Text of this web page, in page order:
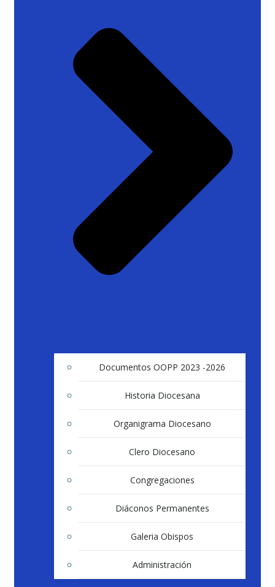
Documentos OOPP 2023 -2026
Historia Diocesana
Organigrama Diocesano
Clero Diocesano
Congregaciones
Diáconos Permanentes
Galeria Obispos
Administración